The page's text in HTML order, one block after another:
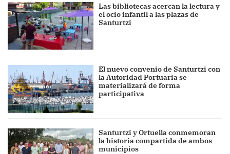
Las bibliotecas acercan la lectura y
el ocio infantil a las plazas de
Santurtzi
El nuevo convenio de Santurtzi con
la Autoridad Portuaria se
materializará de forma
participativa
Santurtzi y Ortuella conmemoran
la historia compartida de ambos
municipios